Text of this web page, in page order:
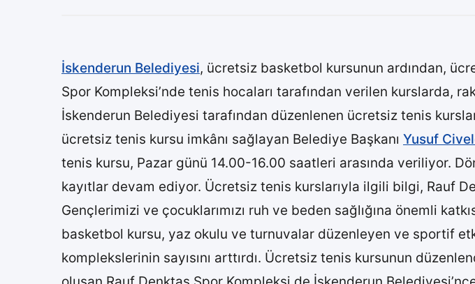
İskenderun Belediyesi, ücretsiz basketbol kursunun ardından,
Spor Kompleksi’nde tenis hocaları tarafından verilen kurslarda,
İskenderun Belediyesi tarafından düzenlenen ücretsiz tenis
ücretsiz tenis kursu imkânı sağlayan Belediye Başkanı Yusuf
tenis kursu, Pazar günü 14.00-16.00 saatleri arasında veriliyor.
kayıtlar devam ediyor. Ücretsiz tenis kurslarıyla ilgili bilgi, Rauf
Gençlerimizi ve çocuklarımızı ruh ve beden sağlığına önemli
basketbol kursu, yaz okulu ve turnuvalar düzenleyen ve sportif
komplekslerinin sayısını arttırdı. Ücretsiz tenis kursunun